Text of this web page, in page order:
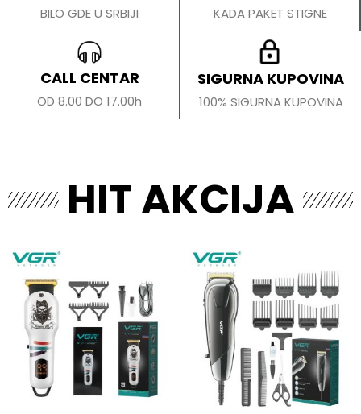
BILO GDE U SRBIJI KADA PAKET STIGNE
CALL CENTAR
OD 8.00 DO 17.00h
SIGURNA KUPOVINA
100% SIGURNA KUPOVINA
HIT AKCIJA
was:
5.000.00 рсд.
is:
3.250.00 рсд.
was:
4.200.00 рсд.
is: